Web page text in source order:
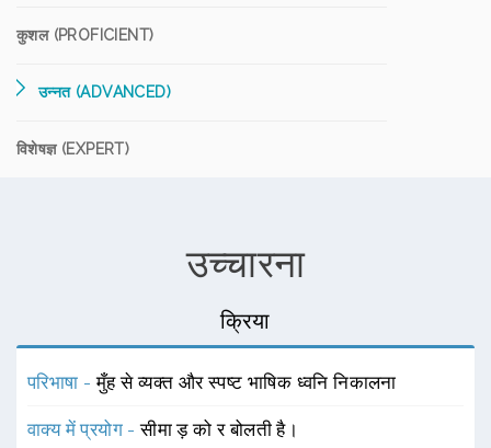
कुशल (PROFICIENT)
उन्नत (ADVANCED)
विशेषज्ञ (EXPERT)
उच्चारना
क्रिया
परिभाषा -मुँह से व्यक्त और स्पष्ट भाषिक ध्वनि निकालना
वाक्य में प्रयोग -सीमा ड़ को र बोलती है।